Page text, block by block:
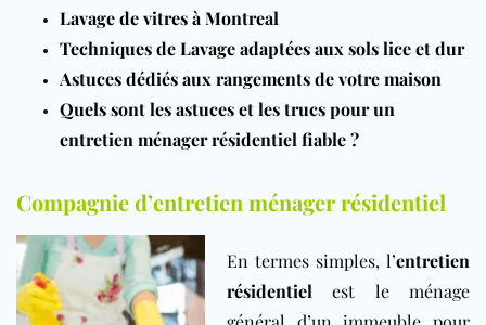
Lavage de vitres à Montreal
Techniques de Lavage adaptées aux sols lice et dur
Astuces dédiés aux rangements de votre maison
Quels sont les astuces et les trucs pour un
entretien ménager résidentiel fiable ?
Compagnie d’entretien ménager résidentiel
En termes simples, l’entretien
résidentiel est le ménage